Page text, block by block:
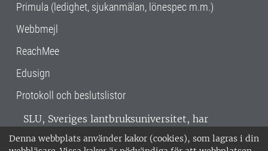
Denna webbplats använder kakor (cookies), som lagras i din
Primula (ledighet, sjukanmälan, lönespec m.m.)
Webbmejl
ReachMee
Edusign
Protokoll och beslutslistor
SLU, Sveriges lantbruksuniversitet, har
verksamhet över hela Sverige. Huvudorter är
Alnarp, Uppsala och Umeå.SLU är